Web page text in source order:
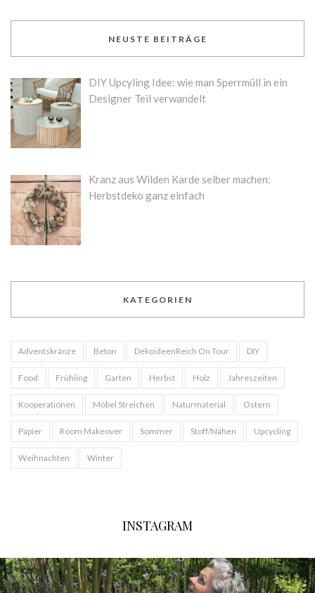
NEUSTE BEITRÄGE
DIY Upcyling Idee: wie man Sperrmüll in ein
Designer Teil verwandelt
Kranz aus Wilden Karde selber machen:
Herbstdeko ganz einfach
KATEGORIEN
Adventskränze Beton DekoideenReich On Tour DIY
Food Frühling Garten Herbst Holz Jahreszeiten
Kooperationen Möbel Streichen Naturmaterial Ostern
Papier Room Makeover Sommer Stoff/Nähen Upcycling
Weihnachten Winter
INSTAGRAM